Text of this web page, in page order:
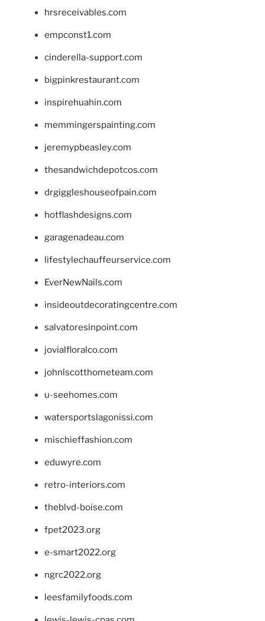
hrsreceivables.com
empconst1.com
cinderella-support.com
bigpinkrestaurant.com
inspirehuahin.com
memmingerspainting.com
jeremypbeasley.com
thesandwichdepotcos.com
drgiggleshouseofpain.com
hotflashdesigns.com
garagenadeau.com
lifestylechauffeurservice.com
EverNewNails.com
insideoutdecoratingcentre.com
salvatoresinpoint.com
jovialfloralco.com
johnlscotthometeam.com
u-seehomes.com
watersportslagonissi.com
mischieffashion.com
eduwyre.com
retro-interiors.com
theblvd-boise.com
fpet2023.org
e-smart2022.org
ngrc2022.org
leesfamilyfoods.com